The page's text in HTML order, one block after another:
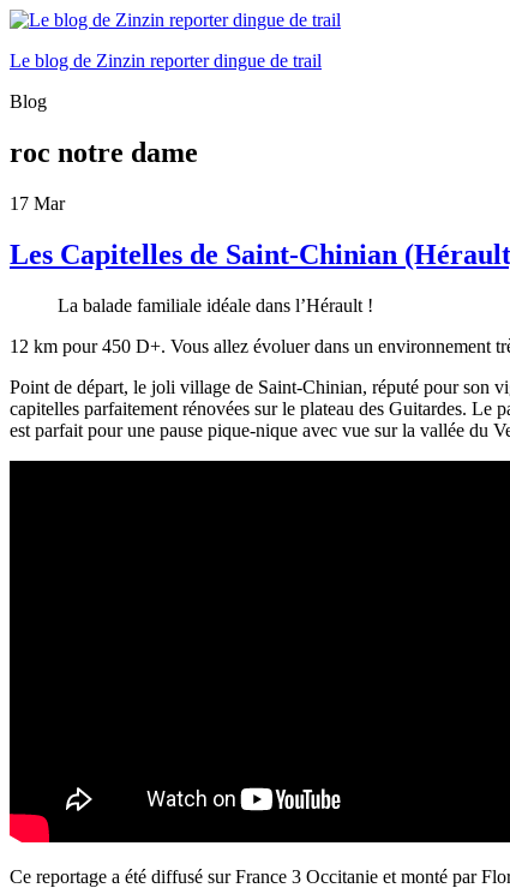
Le blog de Zinzin reporter dingue de trail
Blog
roc notre dame
17 Mar
Les Capitelles de Saint-Chinian
La balade familiale idéale dans l’Hérault !
12 km pour 450 D+. Vous allez évoluer dans un environnement
Point de départ, le joli village de Saint-Chinian, réputé pour son
capitelles parfaitement rénovées sur le plateau des Guitardes. Le
est parfait pour une pause pique-nique avec vue sur la vallée du
Ce reportage a été diffusé sur France 3 Occitanie et monté par